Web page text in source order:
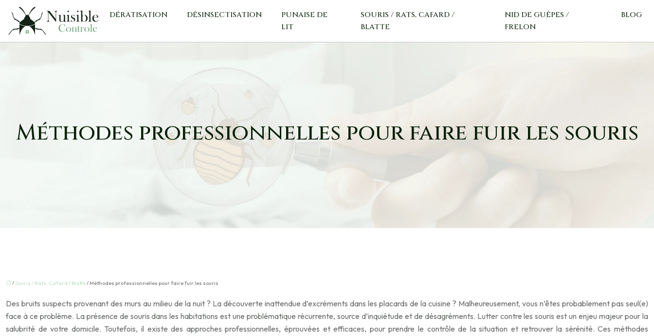
DÉRATISATION DÉSINSECTISATION
PUNAISE DE
LIT
SOURIS / RATS, CAFARD /
BLATTE
NID DE GUÊPES /
FRELON
BLOG
Méthodes professionnelles pour faire fuir les souris
/ Souris / Rats, Cafard / Blatte/ Méthodes professionnelles pour faire fuir les souris
Des bruits suspects provenant des murs au milieu de la nuit ? La découverte inattendue d’excréments dans les placards de la cuisine ? Malheureusement, vous n’êtes probablement pas seul(e)
face à ce problème. La présence de souris dans les habitations est une problématique récurrente, source d’inquiétude et de désagréments. Lutter contre les souris est un enjeu majeur pour la
salubrité de votre domicile. Toutefois, il existe des approches professionnelles, éprouvées et efficaces, pour prendre le contrôle de la situation et retrouver la sérénité. Ces méthodes